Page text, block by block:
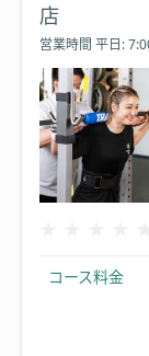
店
営業時間 平日:
コース料金